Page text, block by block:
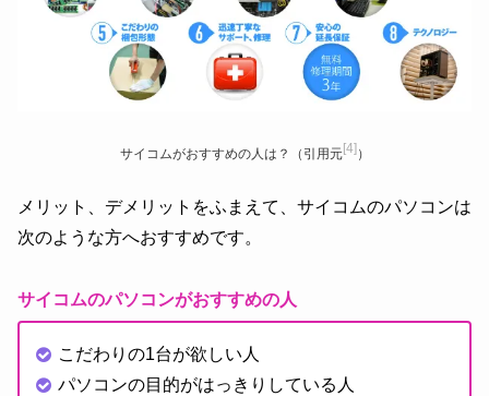
サイコムがおすすめの人は？（引用元[4]）
メリット、デメリットをふまえて、サイコムのパソコンは
次のような方へおすすめです。
サイコムのパソコンがおすすめの人
こだわりの1台が欲しい人
パソコンの目的がはっきりしている人